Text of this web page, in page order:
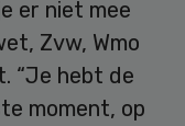
er niet mee
Zvw, Wmo
“Je hebt de
moment, op